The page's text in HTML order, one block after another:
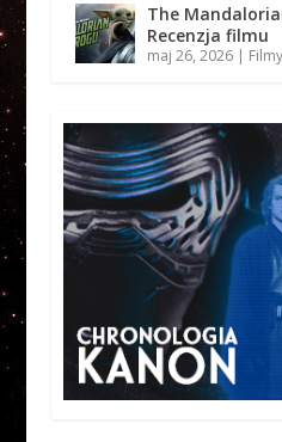
The
Recenzja filmu
maj 26, 2026| Filmy